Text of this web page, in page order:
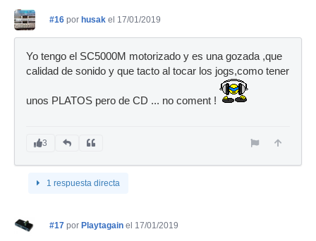
#16 por husak el 17/01/2019
Yo tengo el SC5000M motorizado y es una gozada ,que
calidad de sonido y que tacto al tocar los jogs,como tener
unos PLATOS pero de CD ... no coment !
3
1 respuesta directa
#17 por Playtagain el 17/01/2019